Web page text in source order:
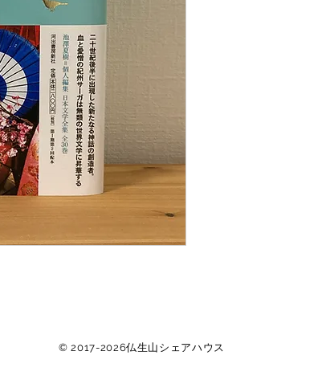
© 2017-2026仏生山シェアハウス